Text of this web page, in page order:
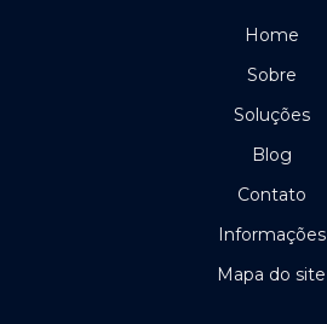
Manutencao de cerca elétrica
Manutenção controle de acesso
Home
Sobre
Soluções
Blog
Contato
Informações
Mapa do site